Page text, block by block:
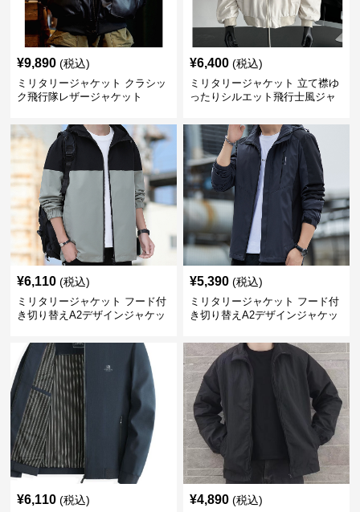
¥9,890 (税込)
ミリタリージャケット クラシッ
ク飛行隊レザージャケット
¥6,400 (税込)
ミリタリージャケット 立て襟ゆ
ったりシルエット飛行士風ジャ
¥6,110 (税込)
ミリタリージャケット フード付
き切り替えA2デザインジャケッ
¥5,390 (税込)
ミリタリージャケット フード付
き切り替えA2デザインジャケッ
¥6,110 (税込) ¥4,890 (税込)